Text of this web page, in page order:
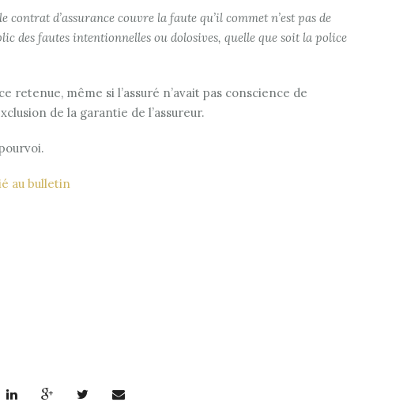
contrat d’assurance couvre la faute qu’il commet n’est pas de
des fautes intentionnelles ou dolosives, quelle que soit la police
retenue, même si l’assuré n’avait pas conscience de
de la garantie de l’assureur.
au bulletin